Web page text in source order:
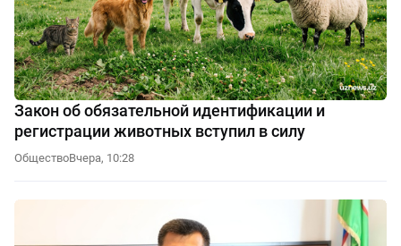
Закон об обязательной идентификации и
регистрации животных вступил в силу
ОбществоВчера, 10:28